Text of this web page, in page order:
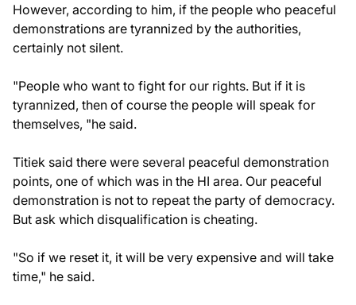
However, according to him, if the people who peaceful
demonstrations are tyrannized by the authorities,
certainly not silent.
"People who want to fight for our rights. But if it is
tyrannized, then of course the people will speak for
themselves, "he said.
Titiek said there were several peaceful demonstration
points, one of which was in the HI area. Our peaceful
demonstration is not to repeat the party of democracy.
But ask which disqualification is cheating.
"So if we reset it, it will be very expensive and will take
time," he said.